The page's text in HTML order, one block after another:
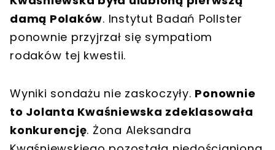
damą Polaków. Instytut Badań Pollster
ponownie przyjrzał się sympatiom
rodaków tej kwestii.
Wyniki sondażu nie zaskoczyły. Ponownie
to Jolanta Kwaśniewska zdeklasowała
konkurencję. Żona Aleksandra